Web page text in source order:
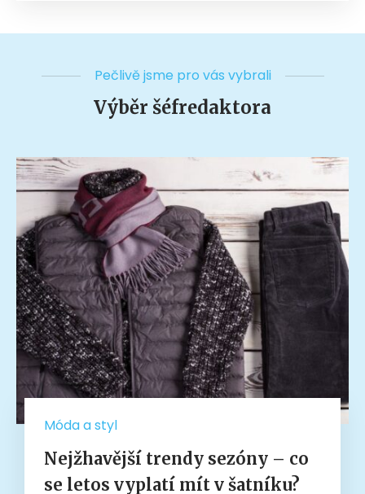
Pečlivě jsme pro vás vybrali
Výběr šéfredaktora
Móda a styl
Nejžhavější trendy sezóny – co
se letos vyplatí mít v šatníku?